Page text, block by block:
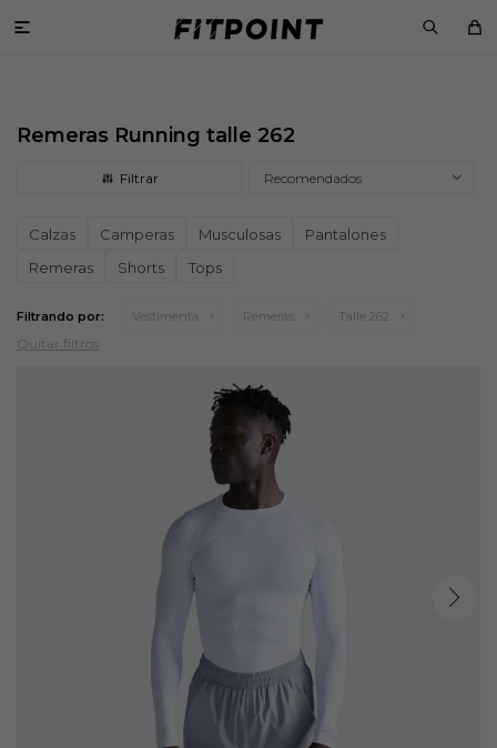

Remeras Running talle 262
Recomendados
Calzas Camperas Musculosas
Pantalones
Remeras
Shorts Tops
Filtrando por: Vestimenta Remeras Talle 262
Quitar filtros